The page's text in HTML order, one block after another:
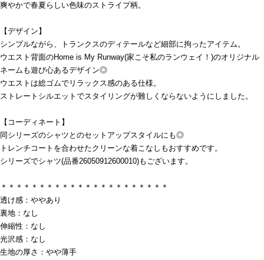
爽やかで春夏らしい色味のストライプ柄。
【デザイン】
シンプルながら、トランクスのディテールなど細部に拘ったアイテム。
ウエスト背面のHome is My Runway(家こそ私のランウェイ！)のオリジナル
ネームも遊び心あるデザイン◎
ウエストは総ゴムでリラックス感のある仕様。
ストレートシルエットでスタイリングが難しくならないようにしました。
【コーディネート】
同シリーズのシャツとのセットアップスタイルにも◎
トレンチコートを合わせたクリーンな着こなしもおすすめです。
シリーズでシャツ(品番26050912600010)もございます。
＊＊＊＊＊＊＊＊＊＊＊＊＊＊＊＊＊＊＊＊＊＊
透け感：ややあり
裏地：なし
伸縮性：なし
光沢感：なし
生地の厚さ：やや薄手